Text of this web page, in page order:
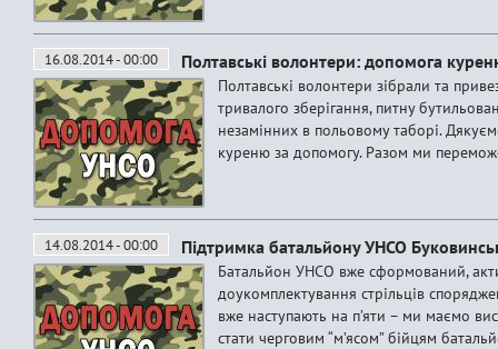
16.08.2014 - 00:00 Полтавські волонтери: допомога
Полтавські волонтери зібрали та
тривалого зберігання, питну
незамінних в польовому таборі.
куреню за допомогу. Разом ми
14.08.2014 - 00:00 Підтримка батальйону УНСО
Батальйон УНСО вже сформований,
доукомплектування стрільців
вже наступають на п’яти – ми маємо
стати черговим “м’ясом” бійцям